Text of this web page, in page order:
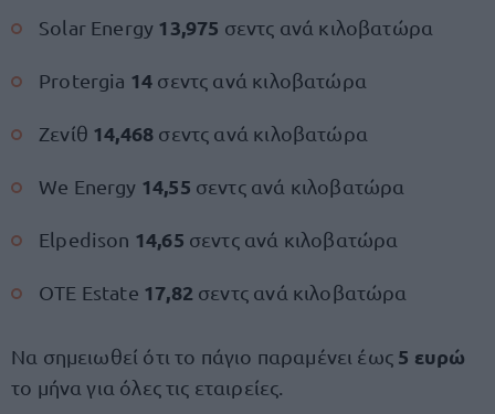
Solar Energy 13,975 σεντς ανά κιλοβατώρα
Protergia 14 σεντς ανά κιλοβατώρα
Ζενίθ 14,468 σεντς ανά κιλοβατώρα
We Energy 14,55 σεντς ανά κιλοβατώρα
Elpedison 14,65 σεντς ανά κιλοβατώρα
OTE Estate 17,82 σεντς ανά κιλοβατώρα
Να σημειωθεί ότι το πάγιο παραμένει έως 5 ευρώ
το μήνα για όλες τις εταιρείες.